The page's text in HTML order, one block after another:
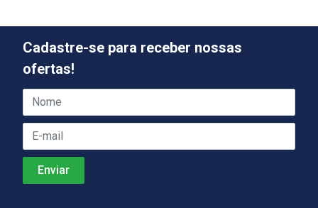
Cadastre-se para receber nossas
ofertas!